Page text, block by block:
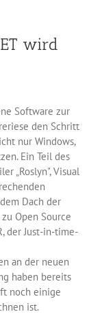
wird
Software zur
den Schritt
nur Windows,
Ein Teil des
„Roslyn", Visual
Dach der
Open Source
der Just-in-time-
an der neuen
haben bereits
noch einige
ist.